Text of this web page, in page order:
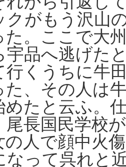
クがもう沢山
た。ここで大
宇品へ逃げた
行くうちに牛
た、その人は
めたと云ふ。
尾長国民学校
の人で顔中火
なって呉れと